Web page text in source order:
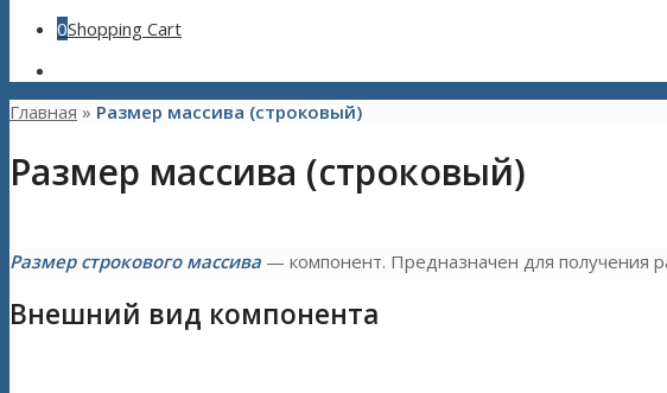
0Shopping Cart
Главная » Размер массива (строковый)
Размер массива (строковый)
Размер строкового массива — компонент. Предназначен для получения
Внешний вид компонента